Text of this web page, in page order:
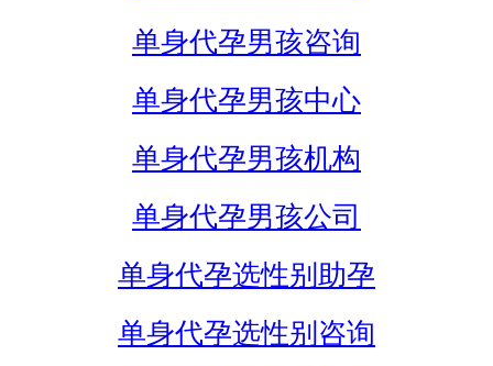
单身代孕男孩咨询
单身代孕男孩中心
单身代孕男孩机构
单身代孕男孩公司
单身代孕选性别助孕
单身代孕选性别咨询